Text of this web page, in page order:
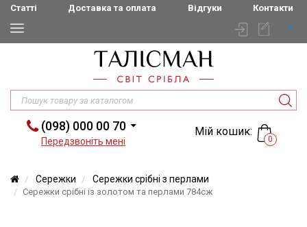
Статті Доставка та оплата Відгуки Контакти
(098) 000 00 70
Передзвоніть мені
Мій кошик:
0
Сережки Сережки срібні з перлами
Сережки срібні із золотом та перлами 784сж